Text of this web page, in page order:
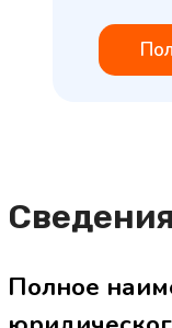
юридического
Общество с
Обособленное
454007, г. Челябинск,
График работы: